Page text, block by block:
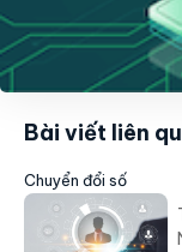
Bài viết liên
Chuyển đổi số